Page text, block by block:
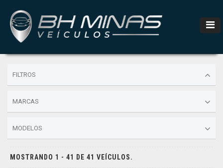
FILTROS
MARCAS
MODELOS
MOSTRANDO 1 - 41 DE 41 VEÍCULOS.